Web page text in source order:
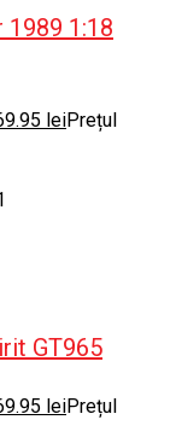
1989 1:18
leiPrețul
GT965
leiPrețul